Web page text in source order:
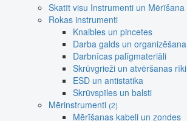
Skatīt visu Instrumenti un Mērīšana
Rokas instrumenti
Knaibles un pincetes
Darba galds un organizēšana
Darbnīcas palīgmateriāli
Skrūvgrieži un atvēršanas rīki
ESD un antistatika
Skrūvspīles un balsti
Mērinstrumenti (2)
Mērīšanas kabeļi un zondes